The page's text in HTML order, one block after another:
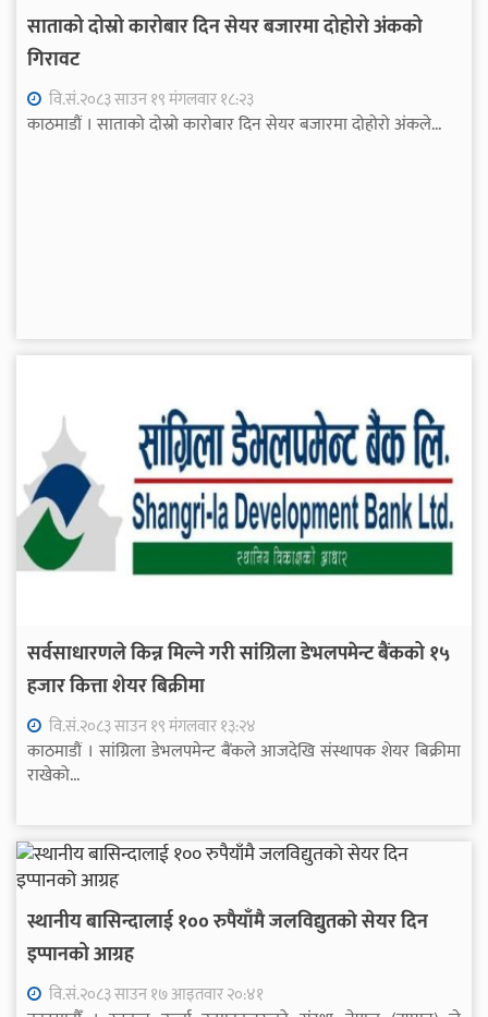
साताको दोस्रो कारोबार दिन सेयर बजारमा दोहोरो अंकको
गिरावट
वि.सं.२०८३ साउन १९ मंगलवार १८:२३
काठमाडौं । साताको दोस्रो कारोबार दिन सेयर बजारमा दोहोरो अंकले...
सर्वसाधारणले किन्न मिल्ने गरी सांग्रिला डेभलपमेन्ट बैंकको १५
हजार कित्ता शेयर बिक्रीमा
वि.सं.२०८३ साउन १९ मंगलवार १३:२४
काठमाडौं । सांग्रिला डेभलपमेन्ट बैंकले आजदेखि संस्थापक शेयर बिक्रीमा
राखेको...
स्थानीय बासिन्दालाई १०० रुपैयाँमै जलविद्युतकाे सेयर दिन
इप्पानको आग्रह
वि.सं.२०८३ साउन १७ आइतवार २०:४१